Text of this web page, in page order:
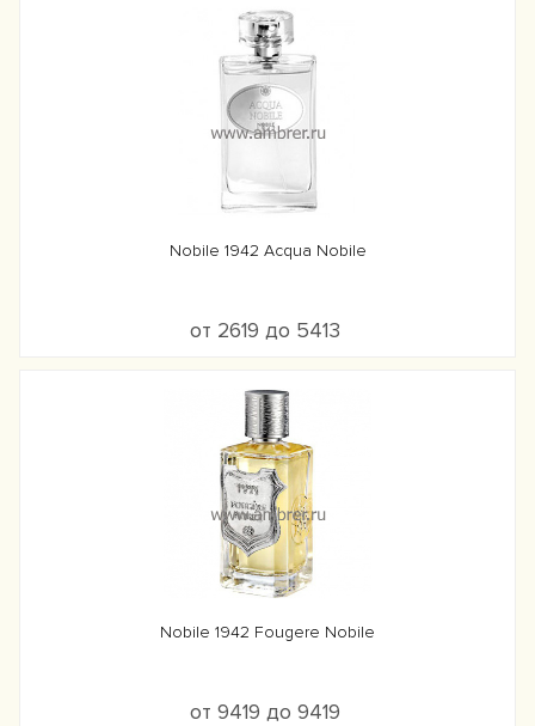
Nobile 1942 Acqua Nobile
от 2619 до 5413
Nobile 1942 Fougere Nobile
от 9419 до 9419